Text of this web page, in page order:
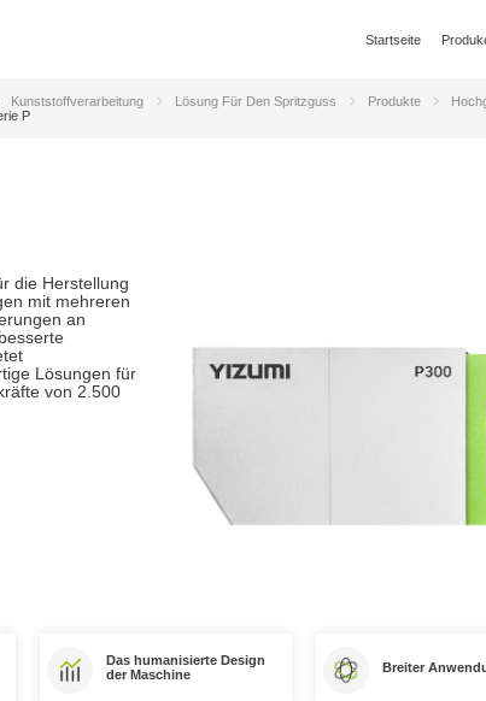
Startseite
Kunststoffverarbeitung Lösung Für Den Spritzguss Produkte
P
die Herstellung
mit mehreren
an
Lösungen für
von 2.500
Das humanisierte Design
der Maschine
Breiter